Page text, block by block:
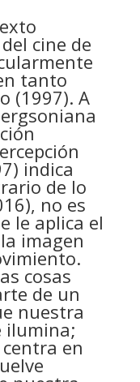
cine de
tanto
(1997). A
indica
de lo
no es
le aplica el
imagen
cosas
de un
nuestra
ilumina;
en